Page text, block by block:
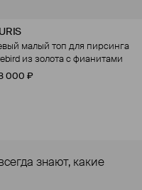
малый топ для пирсинга
из золота с фианитами
000 ₽
знают, какие